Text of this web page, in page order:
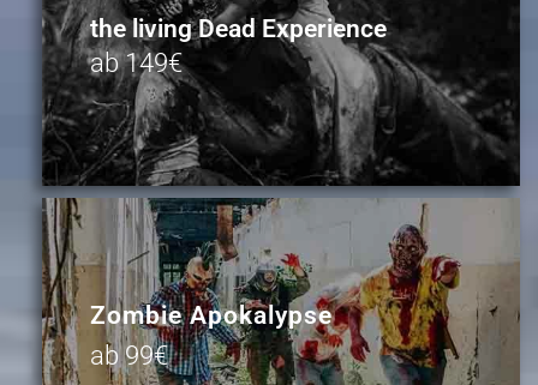
the living Dead Experience
ab 149€
Zombie Apokalypse
ab 99€